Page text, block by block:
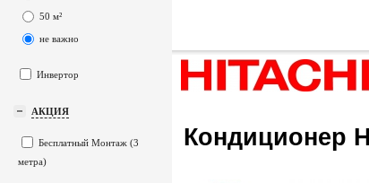
50 м²
не важно
Инвертор
АКЦИЯ
Бесплатный Монтаж (3
метра)
Кондиционер